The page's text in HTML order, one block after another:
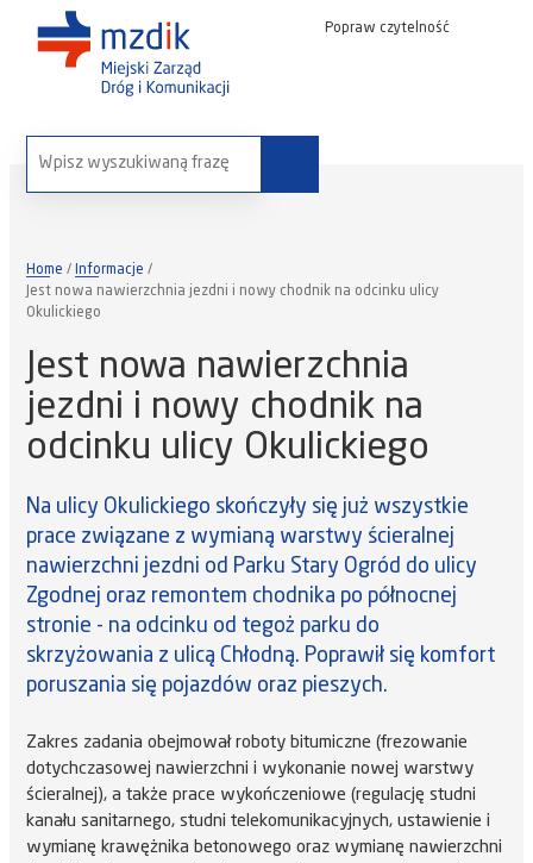
Popraw czytelność
wyszukaj na stronie:
Home
Informacje
Jest nowa nawierzchnia jezdni i nowy chodnik na odcinku ulicy
Okulickiego
Jest nowa nawierzchnia
jezdni i nowy chodnik na
odcinku ulicy Okulickiego
Na ulicy Okulickiego skończyły się już wszystkie
prace związane z wymianą warstwy ścieralnej
nawierzchni jezdni od Parku Stary Ogród do ulicy
Zgodnej oraz remontem chodnika po północnej
stronie - na odcinku od tegoż parku do
skrzyżowania z ulicą Chłodną. Poprawił się komfort
poruszania się pojazdów oraz pieszych.
Zakres zadania obejmował roboty bitumiczne (frezowanie
dotychczasowej nawierzchni i wykonanie nowej warstwy
ścieralnej), a także prace wykończeniowe (regulację studni
kanału sanitarnego, studni telekomunikacyjnych, ustawienie i
wymianę krawężnika betonowego oraz wymianę nawierzchni